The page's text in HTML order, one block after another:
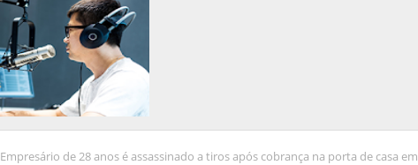
Empresário de 28 anos é assassinado a tiros após cobrança na porta de casa em